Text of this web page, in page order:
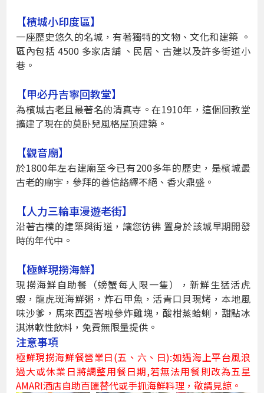
【檳城小印度區】
一座歷史悠久的名城，有著獨特的文物、文化和建築 。
區內包括 4500 多家店舖 、民居、古建以及許多街道小
巷。
【甲必丹吉寧回教堂】
為檳城古老且最著名的清真寺。在1910年，這個回教堂
擴建了現在的莫卧兒風格屋頂建築。
【觀音廟】
於1800年左右建廟至今已有200多年的歷史，是檳城最
古老的廟宇，參拜的善信絡繹不絕、香火鼎盛。
【人力三輪車漫遊老街】
沿著古樸的建築與街道，讓您彷彿 置身於該城早期開發
時的年代中。
【極鮮現撈海鮮】
現撈海鮮自助餐（螃蟹每人限一隻），新鮮生猛活虎
蝦，龍虎斑海鮮粥，炸石甲魚，活青口貝現烤，本地風
味沙爹，馬來西亞峇啦參炸雞塊，酸柑蒸蛤蜊，甜點冰
淇淋軟性飲料，免費無限量提供。
注意事項
極鮮現撈海鮮餐營業日(五、六、日):如遇海上平台風浪
過大或休業日將調整用餐日期,若無法用餐則改為五星
AMARI酒店自助百匯替代或手抓海鮮料理，敬請見諒。